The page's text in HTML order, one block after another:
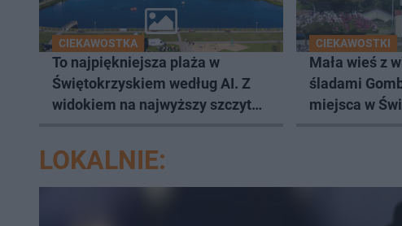
CIEKAWOSTKA
To najpiękniejsza plaża w
Świętokrzyskiem według AI. Z
widokiem na najwyższy szczyt
CIEKAWOSTKI
Mała wieś z
śladami
miejsca w
LOKALNIE: